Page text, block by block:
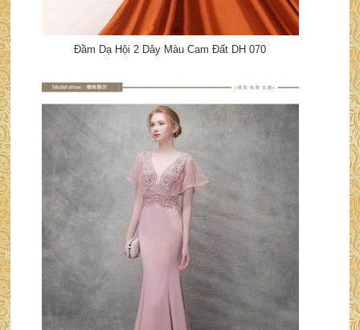
Đầm Dạ Hội 2 Dây Màu Cam Đất DH 070